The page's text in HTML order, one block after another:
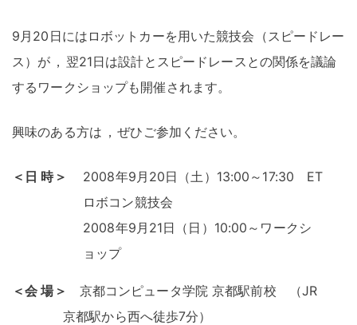
9月20日にはロボットカーを用いた競技会（スピードレー
ス）が ， 翌21日は設計とスピードレースとの関係を議論
するワークショップも開催されます。
興味のある方は ， ぜひご参加ください。
＜日 時＞
2008年9月20日（土）13:00～17:30 ET
ロボコン競技会
2008年9月21日（日）10:00～ワークシ
ョップ
＜会 場＞
京都コンピュータ学院 京都駅前校 （JR
京都駅から西へ徒歩7分）